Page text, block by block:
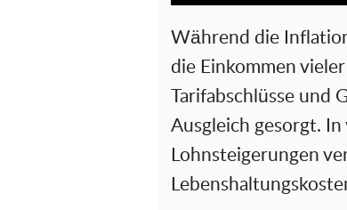
Während die
die Einkommen
Tarifabschlüsse
Ausgleich gesorgt.
Lohnsteigerungen